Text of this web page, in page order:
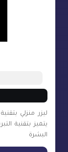
ليزر منزلي
يتميز بتقنية
البشرة